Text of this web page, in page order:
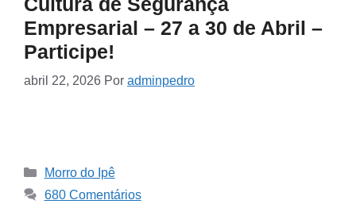
Empresarial – 27 a 30 de Abril –
Participe!
abril 22, 2026 Por adminpedro
Morro do Ipê
680 Comentários